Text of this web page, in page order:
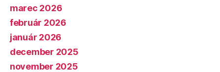
marec 2026
február 2026
január 2026
december 2025
november 2025